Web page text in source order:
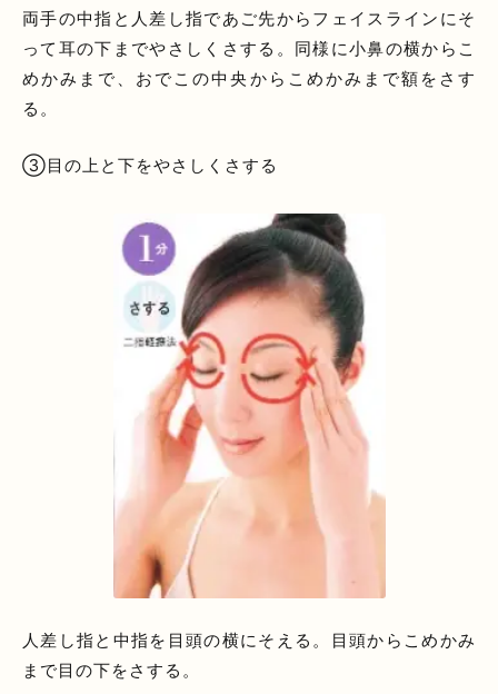
両手の中指と人差し指であご先からフェイスラインにそ
って耳の下までやさしくさする。同様に小鼻の横からこ
めかみまで、おでこの中央からこめかみまで額をさす
る。
③目の上と下をやさしくさする
人差し指と中指を目頭の横にそえる。目頭からこめかみ
まで目の下をさする。